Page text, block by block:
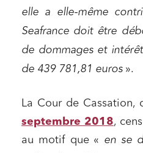
elle a elle-même
Seafrance doit être
de dommages et
de 439 781,81 euros ».
La Cour de Cassation,
septembre 2018,
au motif que « en se